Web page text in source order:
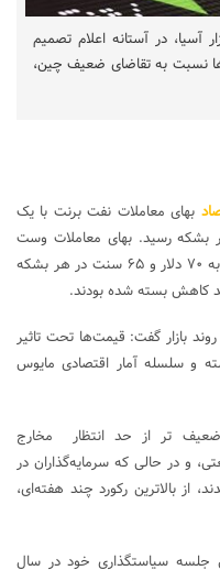
در آستانه اعلام تصمیم
ها نسبت به تقاضای ضعیف چین،
بهای معاملات نفت برنت با یک
و ۹۰ سنت در هر بشکه رسید. بهای معاملات وست
تگزاس اینترمدیت آمریکا، با ۶ سنت کاهش، به ۷۰ دلار و ۶۵ سنت در هر بشکه
بازار گفت: قیمت‌ها تحت تاثیر
هفته گذشته و سلسله آمار اقتصادی مایوس
ضعیف تر از حد انتظار مخارج
و در حالی که سرمایه‌گذاران در
از بالاترین رکورد چند هفته‌ای،
جلسه سیاستگذاری خود در سال